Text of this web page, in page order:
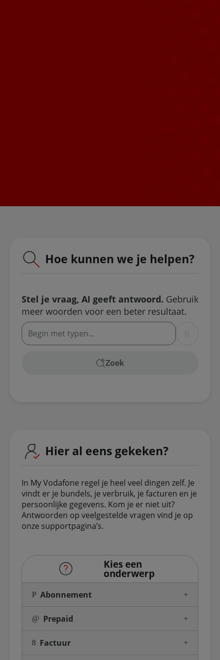
Hoe kunnen we je helpen?
Stel je vraag, AI geeft antwoord. Gebruik
meer woorden voor een beter resultaat.
Zoek
Hier al eens gekeken?
In My Vodafone regel je heel veel dingen zelf. Je
vindt er je bundels, je verbruik, je facturen en je
persoonlijke gegevens. Kom je er niet uit?
Antwoorden op veelgestelde vragen vind je op
onze supportpagina’s.
Kies een
onderwerp
Abonnement
Prepaid
Factuur